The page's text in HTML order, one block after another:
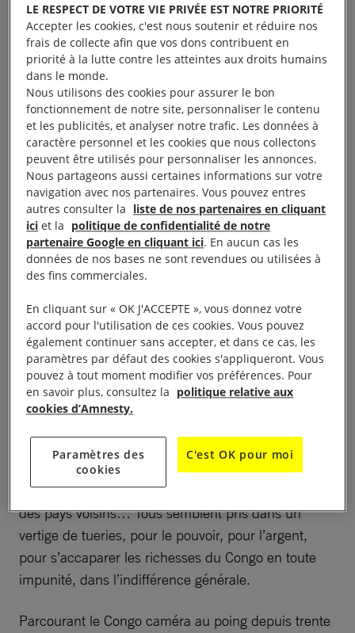
Projection-débat : L’EMPIRE DU
SILENCE de Thierry Michel (film
JHR Films)
La projection sera suivie d’une rencontre avec Thierry
MICHEL, réalisateur du film et Catherine ESCURIER
Congo à Amnesty International France.
Depuis vingt-cinq ans, la République Démocratique
du Congo est déchirée par une guerre largement
ignorée des médias et de la communauté
centaines de milliers, voire par millions. Les auteurs
de ces crimes sont innombrables : des mouvements
rebelles, mais aussi des armées, celles du Congo et
des pays voisins… Tous semblent pris dans un
vertige de tueries, pour le pouvoir, pour l’argent,
pour s’accaparer les richesses du Congo en toute
impunité, dans l’indifférence générale.
Parcourant le Congo caméra au poing depuis trente
LE RESPECT DE VOTRE VIE PRIVÉE EST NOTRE PRIORITÉ
Accepter les cookies, c'est nous soutenir et réduire nos
frais de collecte afin que vos dons contribuent en
priorité à la lutte contre les atteintes aux droits humains
dans le monde.
Nous utilisons des cookies pour assurer le bon
fonctionnement de notre site, personnaliser le contenu
et les publicités, et analyser notre trafic. Les données à
caractère personnel et les cookies que nous collectons
peuvent être utilisés pour personnaliser les annonces.
Nous partageons aussi certaines informations sur votre
navigation avec nos partenaires. Vous pouvez entres
autres consulter la liste de nos partenaires en cliquant
ici et la politique de confidentialité de notre
partenaire Google en cliquant ici. En aucun cas les
données de nos bases ne sont revendues ou utilisées à
des fins commerciales.
En cliquant sur « OK J'ACCEPTE », vous donnez votre
accord pour l'utilisation de ces cookies. Vous pouvez
également continuer sans accepter, et dans ce cas, les
paramètres par défaut des cookies s'appliqueront. Vous
pouvez à tout moment modifier vos préférences. Pour
en savoir plus, consultez la politique relative aux
cookies d’Amnesty.
Paramètres des
cookies
C'est OK pour moi